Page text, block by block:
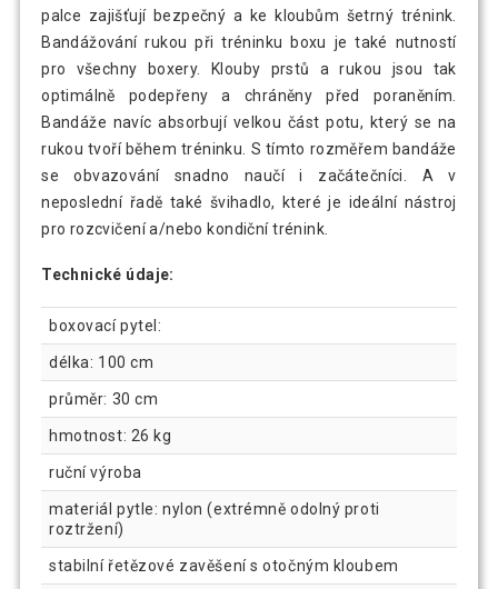
palce zajišťují bezpečný a ke kloubům šetrný trénink.
Bandážování rukou při tréninku boxu je také nutností
pro všechny boxery. Klouby prstů a rukou jsou tak
optimálně podepřeny a chráněny před poraněním.
Bandáže navíc absorbují velkou část potu, který se na
rukou tvoří během tréninku. S tímto rozměřem bandáže
se obvazování snadno naučí i začátečníci. A v
neposlední řadě také švihadlo, které je ideální nástroj
pro rozcvičení a/nebo kondiční trénink.
Technické údaje:
boxovací pytel:
délka: 100 cm
průměr: 30 cm
hmotnost: 26 kg
ruční výroba
materiál pytle: nylon (extrémně odolný proti
roztržení)
stabilní řetězové zavěšení s otočným kloubem